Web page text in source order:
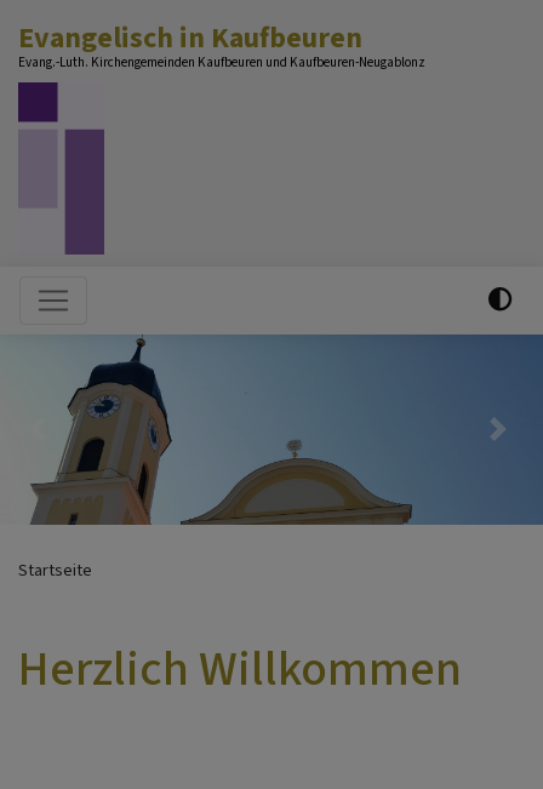
zum
Inhalt
Evangelisch in Kaufbeuren
Evang.-Luth. Kirchengemeinden Kaufbeuren und Kaufbeuren-Neugablonz
Hauptnavigation
Previous Next
Startseite
Herzlich Willkommen